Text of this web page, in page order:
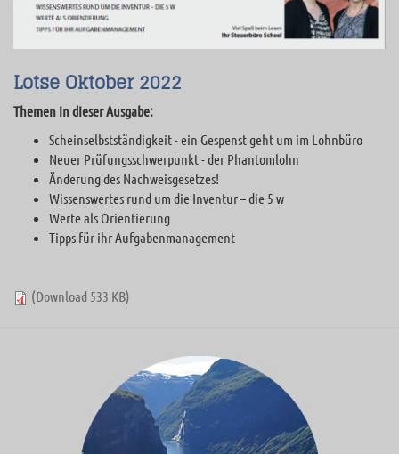
Lotse Oktober 2022
Themen in dieser Ausgabe:
Scheinselbstständigkeit - ein Gespenst geht um im Lohnbüro
Neuer Prüfungsschwerpunkt - der Phantomlohn
Änderung des Nachweisgesetzes!
Wissenswertes rund um die Inventur – die 5 w
Werte als Orientierung
Tipps für ihr Aufgabenmanagement
(Download 533 KB)